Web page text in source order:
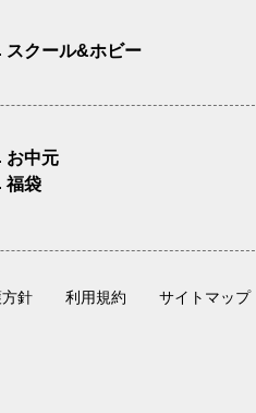
スクール&ホビー
お中元
福袋
針 利用規約 サイトマップ